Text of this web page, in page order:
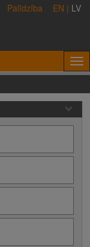
Palīdzība EN | LV